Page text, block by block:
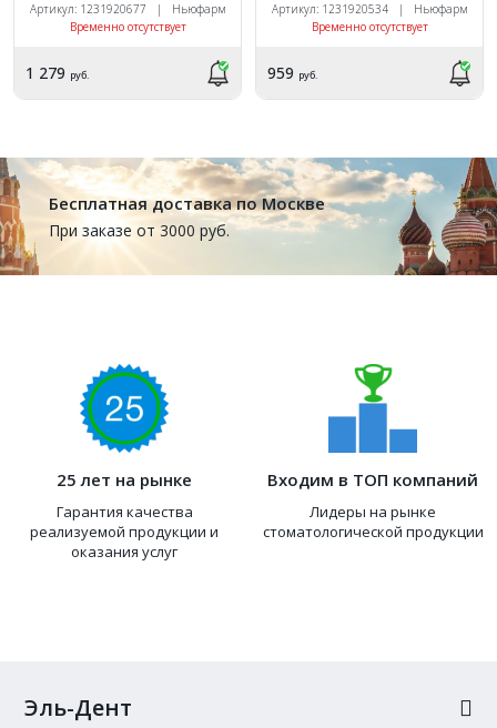
Ньюфарм
Артикул: 1231920677 | Ньюфарм
Временно отсутствует
1 279 руб.
Ньюфарм
Артикул: 1231920534 | Ньюфарм
Временно отсутствует
959 руб.
Бесплатная доставка по Москве
При заказе от 3000 руб.
25 лет на рынке
Гарантия качества
реализуемой продукции и
оказания услуг
Входим в ТОП компаний
Лидеры на рынке
стоматологической продукции
Эль-Дент